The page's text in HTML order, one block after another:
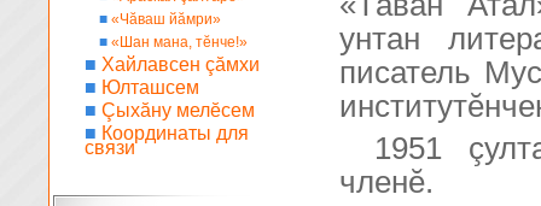
унтан
писатель
1951
членĕ.
■ «Чăваш йăмри»
■ «Шан мана, тĕнче!»
■ Хайлавсен çăмхи
■ Юлташсем
■ Çыхăну мелĕсем
■ Координаты для
связи